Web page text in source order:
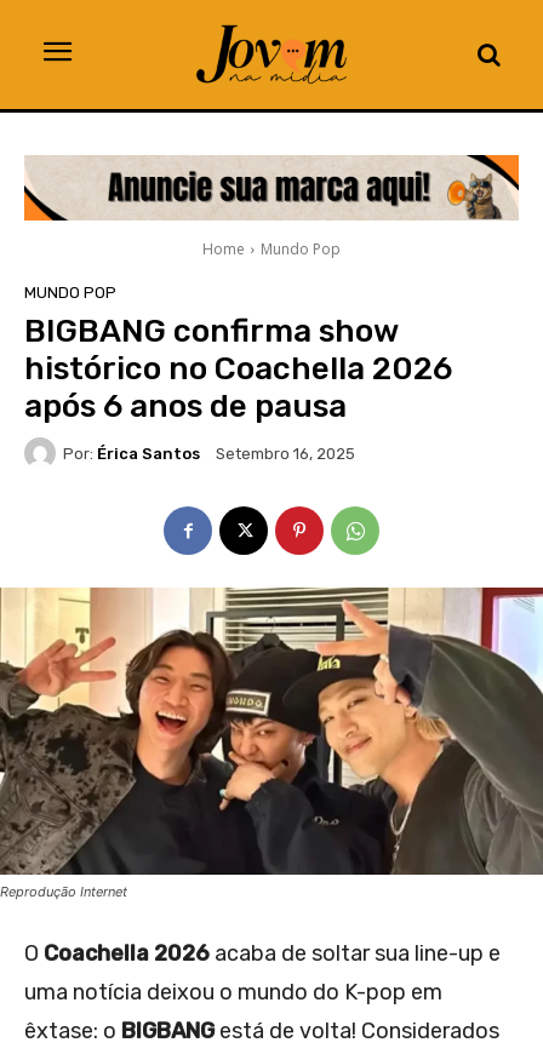
Home Mundo Pop
MUNDO POP
BIGBANG confirma show
histórico no Coachella 2026
após 6 anos de pausa
Por: Érica Santos Setembro 16, 2025
Reprodução Internet
O Coachella 2026 acaba de soltar sua line-up e
uma notícia deixou o mundo do K-pop em
êxtase: o BIGBANGestá de volta! Considerados